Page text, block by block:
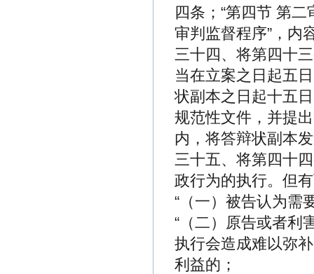
四条；“第四节 第
审判监督程序”，内
三十四、将第四十
当在立案之日起五
状副本之日起十五
规范性文件，并提
内，将答辩状副本
三十五、将第四十
政行为的执行。但
“（一）被告认为需
“（二）原告或者利
执行会造成难以弥
利益的；